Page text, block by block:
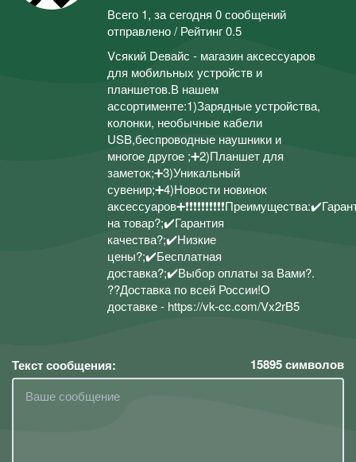
Всего 1, за сегодня 0 сообщений
отправлено / Рейтинг 0.5
Vсякий Dевайс - магазин аксессуаров
для мобильных устройств и
планшетов.В нашем
ассортименте:1)Зарядные устройства,
колонки, необычные кабели
USB,беспроводные наушники и
многое другое ;➕2)Планшет для
заметок;➕3)Уникальный
сувенир;➕4)Новости новинок
на товар?;✔️Гарантия
качества?;✔️Низкие
цены?;✔️Бесплатная
доставка?;✔️Выбор оплаты за Вами?.
??Доставка по всей России!О
доставке - https://vk-cc.com/Vx2rB5
Текст сообщения: 15895символов